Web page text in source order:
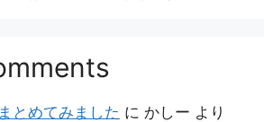
とめてみました に かしー より